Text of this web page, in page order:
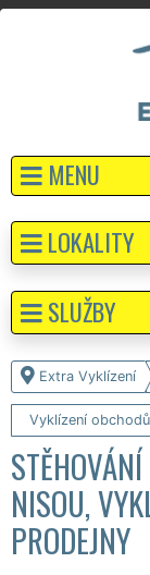
MENU
Extra Vyklízení
Vyklízení
NISOU,
PRODEJNY
LOKALITY
SLUŽBY